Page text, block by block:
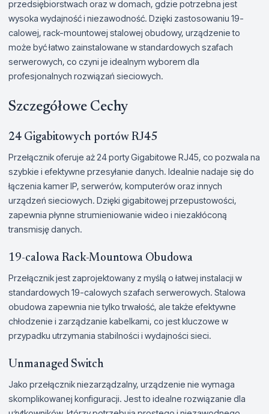
przedsiębiorstwach oraz w domach, gdzie potrzebna jest
wysoka wydajność i niezawodność. Dzięki zastosowaniu 19-
calowej, rack-mountowej stalowej obudowy, urządzenie to
może być łatwo zainstalowane w standardowych szafach
serwerowych, co czyni je idealnym wyborem dla
profesjonalnych rozwiązań sieciowych.
Szczegółowe Cechy
24 Gigabitowych portów RJ45
Przełącznik oferuje aż 24 porty Gigabitowe RJ45, co pozwala na
szybkie i efektywne przesyłanie danych. Idealnie nadaje się do
łączenia kamer IP, serwerów, komputerów oraz innych
urządzeń sieciowych. Dzięki gigabitowej przepustowości,
zapewnia płynne strumieniowanie wideo i niezakłóconą
transmisję danych.
19-calowa Rack-Mountowa Obudowa
Przełącznik jest zaprojektowany z myślą o łatwej instalacji w
standardowych 19-calowych szafach serwerowych. Stalowa
obudowa zapewnia nie tylko trwałość, ale także efektywne
chłodzenie i zarządzanie kabelkami, co jest kluczowe w
przypadku utrzymania stabilności i wydajności sieci.
Unmanaged Switch
Jako przełącznik niezarządzalny, urządzenie nie wymaga
skomplikowanej konfiguracji. Jest to idealne rozwiązanie dla